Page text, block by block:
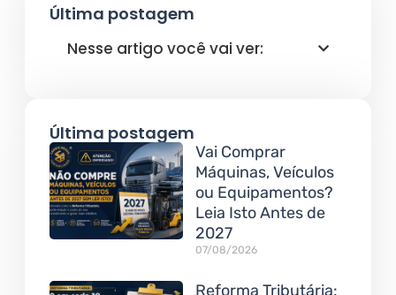
Última postagem
Nesse artigo você vai ver:
Última postagem
Vai Comprar
Máquinas, Veículos
ou Equipamentos?
Leia Isto Antes de
2027
07/08/2026
Reforma Tributária: